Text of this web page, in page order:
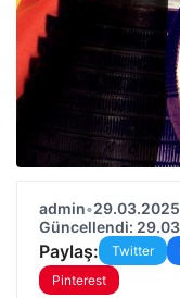
admin•
Güncellendi:
Paylaş: Twitter
Pinterest